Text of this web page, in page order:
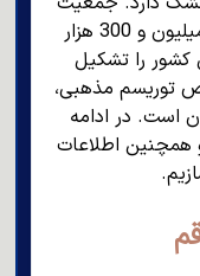
استان قم در سال 1395، حدود یک میلیون و 300 هزار
کل کشور را تشکیل
توریسم مذهبی،
است. در ادامه
همچنین اطلاعات